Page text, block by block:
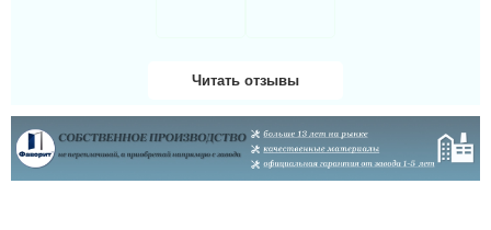
Даша
Читать отзывы